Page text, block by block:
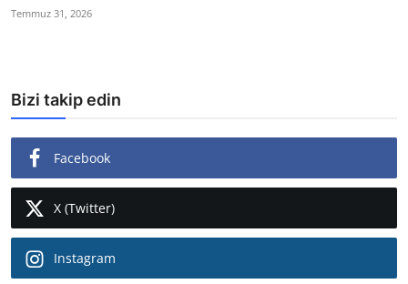
Temmuz 31, 2026
Bizi takip edin
Facebook
X (Twitter)
Instagram